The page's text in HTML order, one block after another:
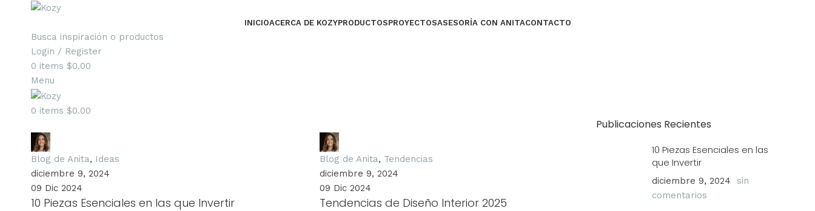
INICIOACERCA DE KOZYPRODUCTOSPROYECTOSASESORÍA CON ANITACONTACTO
Busca inspiración o productos
Login / Register
0 items $0.00
Menu
0 items $0.00
Blog de Anita, Ideas
diciembre 9, 2024
09 Dic 2024
10 Piezas Esenciales en las que Invertir
Blog de Anita, Tendencias
diciembre 9, 2024
09 Dic 2024
Tendencias de Diseño Interior 2025
Publicaciones Recientes
10 Piezas Esenciales en las
que Invertir
diciembre 9, 2024
sin
comentarios